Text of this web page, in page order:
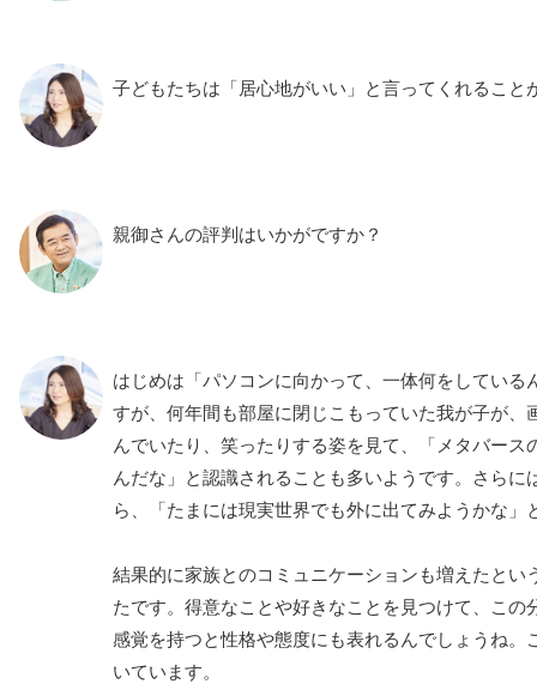
子どもたちは「居心地がいい」と言ってくれること
親御さんの評判はいかがですか？
はじめは「パソコンに向かって、一体何をしている
すが、何年間も部屋に閉じこもっていた我が子が、
んでいたり、笑ったりする姿を見て、「メタバース
んだな」と認識されることも多いようです。さらに
ら、「たまには現実世界でも外に出てみようかな」
結果的に家族とのコミュニケーションも増えたとい
たです。得意なことや好きなことを見つけて、この
感覚を持つと性格や態度にも表れるんでしょうね。
いています。